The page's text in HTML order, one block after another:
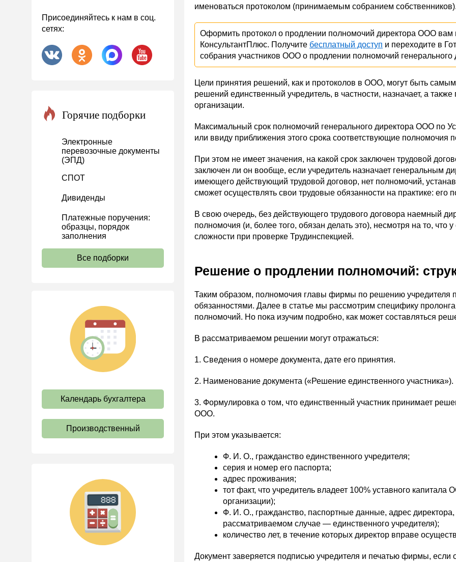
Договоры
АО
Проекты
Банк касса
Расчеты
Учет МПЗ
Зарплаты и кадры
Основы трудового
Прием на работу и переводы
Коллективный договор и
локальные акты
Рабочее время и режим
труда
Отпуск и время отдыха
Ответственность и
взыскания
Пенсии
должностные инструкции
Трудовые книжки
Кадровые документы и
образцы
Персональные данные
Присоединяйтесь к нам в соц.
сетях:
Горячие подборки
Электронные
перевозочные документы
(ЭПД)
СПОТ
Дивиденды
Платежные поручения:
образцы, порядок
заполнения
Все подборки
Календарь бухгалтера
Производственный
именоваться протоколом (принимаемым собранием
Оформить протокол о продлении полномочий директора ООО вам
КонсультантПлюс. Получите бесплатный доступ и переходите в
собрания участников ООО о продлении полномочий генерального
Цели принятия решений, как и протоколов в ООО, могут быть
решений единственный учредитель, в частности, назначает, а
организации.
Максимальный срок полномочий генерального директора ООО по
или ввиду приближения этого срока соответствующие полномочия
При этом не имеет значения, на какой срок заключен трудовой
заключен ли он вообще, если учредитель назначает генеральным
имеющего действующий трудовой договор, нет полномочий,
сможет осуществлять свои трудовые обязанности на практике: его
В свою очередь, без действующего трудового договора наемный
полномочия (и, более того, обязан делать это), несмотря на то,
сложности при проверке Трудинспекцией.
Решение о продлении полномочий:
Таким образом, полномочия главы фирмы по решению учредителя
обязанностями. Далее в статье мы рассмотрим специфику
полномочий. Но пока изучим подробно, как может составляться
В рассматриваемом решении могут отражаться:
1. Сведения о номере документа, дате его принятия.
2. Наименование документа («Решение единственного участника»).
3. Формулировка о том, что единственный участник принимает
ООО.
При этом указывается:
Ф. И. О., гражданство единственного учредителя;
серия и номер его паспорта;
адрес проживания;
тот факт, что учредитель владеет 100% уставного
организации);
Ф. И. О., гражданство, паспортные данные, адрес
рассматриваемом случае — единственного учредителя);
количество лет, в течение которых директор вправе
Документ заверяется подписью учредителя и печатью фирмы, если